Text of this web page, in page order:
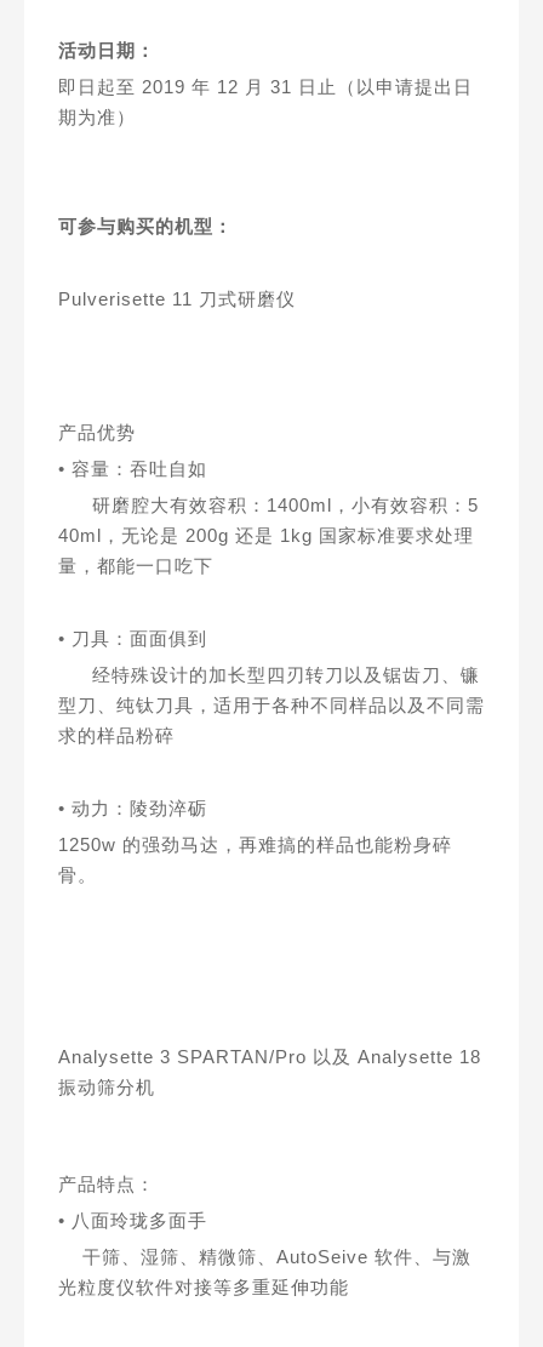
活动日期：
即日起至 2019 年 12 月 31 日止（以申请提出日
期为准）
可参与购买的机型：
Pulverisette 11 刀式研磨仪
产品优势
• 容量：吞吐自如
研磨腔大有效容积：1400ml，小有效容积：5
40ml，无论是 200g 还是 1kg 国家标准要求处理
量，都能一口吃下
• 刀具：面面俱到
经特殊设计的加长型四刃转刀以及锯齿刀、镰
型刀、纯钛刀具，适用于各种不同样品以及不同需
求的样品粉碎
• 动力：陵劲淬砺
1250w 的强劲马达，再难搞的样品也能粉身碎
骨。
Analysette 3 SPARTAN/Pro 以及 Analysette 18
振动筛分机
产品特点：
• 八面玲珑多面手
干筛、湿筛、精微筛、AutoSeive 软件、与激
光粒度仪软件对接等多重延伸功能